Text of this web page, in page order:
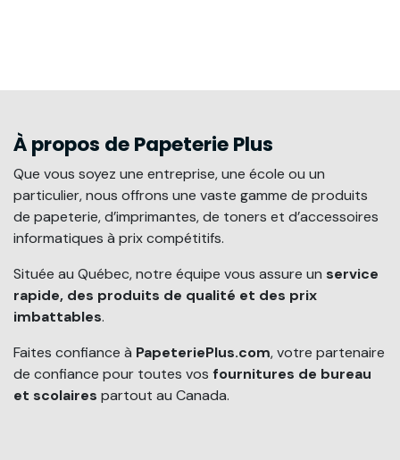
À propos de Papeterie Plus
Que vous soyez une entreprise, une école ou un
particulier, nous offrons une vaste gamme de produits
de papeterie, d’imprimantes, de toners et d’accessoires
informatiques à prix compétitifs.
Située au Québec, notre équipe vous assure un service
rapide, des produits de qualité et des prix
imbattables.
Faites confiance à PapeteriePlus.com, votre partenaire
de confiance pour toutes vos fournitures de bureau
et scolaires partout au Canada.